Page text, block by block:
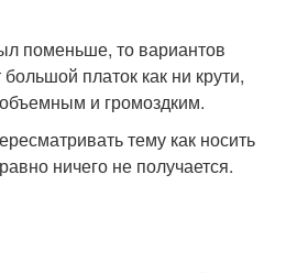
поменьше, то вариантов
платок как ни крути,
и громоздким.
тему как носить
ничего не получается.